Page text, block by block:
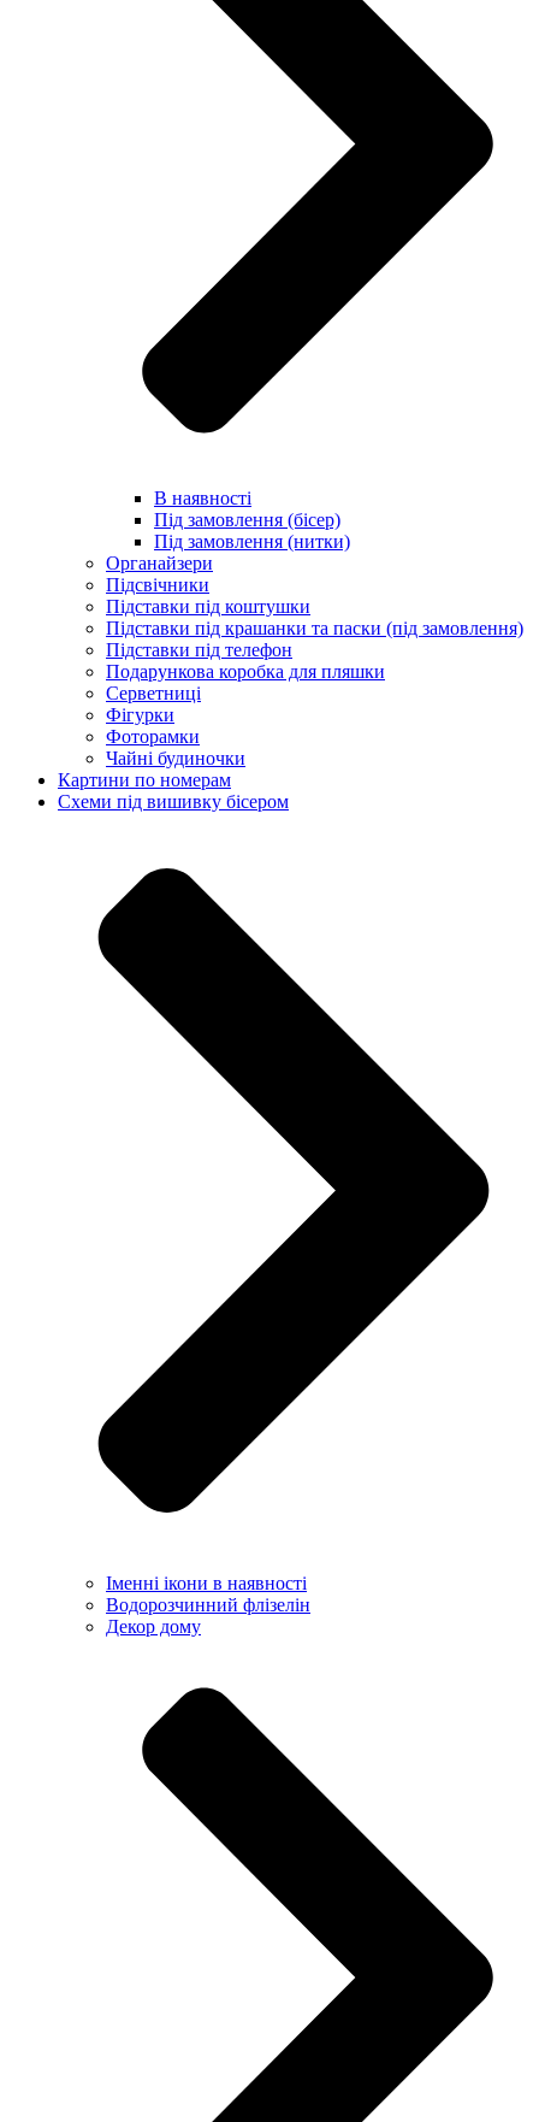
В наявності
Під замовлення (бісер)
Під замовлення (нитки)
Органайзери
Підсвічники
Підставки під коштушки
Підставки під крашанки та паски (під замовлення)
Підставки під телефон
Подарункова коробка для пляшки
Серветниці
Фігурки
Фоторамки
Чайні будиночки
Картини по номерам
Схеми під вишивку бісером
Іменні ікони в наявності
Водорозчинний флізелін
Декор дому